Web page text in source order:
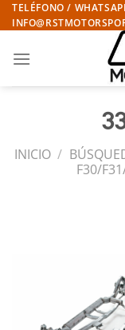
Saltar
al
TELÉFONO /
INICIO /
F30/